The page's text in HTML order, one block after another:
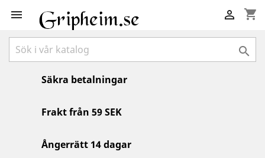
 shopping_cart


Säkra betalningar
Frakt från 59 SEK
Ångerrätt 14 dagar